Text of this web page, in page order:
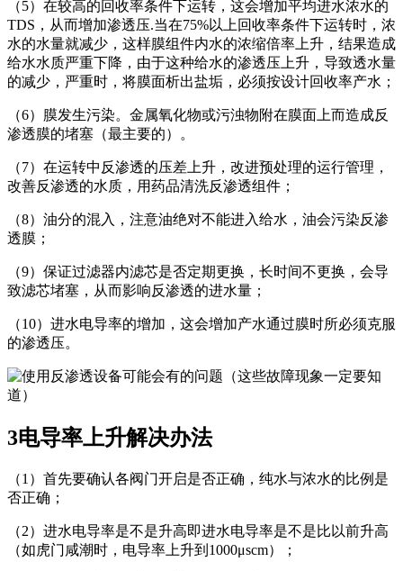
（5）在较高的回收率条件下运转，这会增加平均进水浓水的
TDS，从而增加渗透压.当在75%以上回收率条件下运转时，浓
水的水量就减少，这样膜组件内水的浓缩倍率上升，结果造成
给水水质严重下降，由于这种给水的渗透压上升，导致透水量
的减少，严重时，将膜面析出盐垢，必须按设计回收率产水；
（6）膜发生污染。金属氧化物或污浊物附在膜面上而造成反
渗透膜的堵塞（最主要的）。
（7）在运转中反渗透的压差上升，改进预处理的运行管理，
改善反渗透的水质，用药品清洗反渗透组件；
（8）油分的混入，注意油绝对不能进入给水，油会污染反渗
透膜；
（9）保证过滤器内滤芯是否定期更换，长时间不更换，会导
致滤芯堵塞，从而影响反渗透的进水量；
（10）进水电导率的增加，这会增加产水通过膜时所必须克服
的渗透压。
3电导率上升解决办法
（1）首先要确认各阀门开启是否正确，纯水与浓水的比例是
否正确；
（2）进水电导率是不是升高即进水电导率是不是比以前升高
（如虎门咸潮时，电导率上升到1000μscm）；